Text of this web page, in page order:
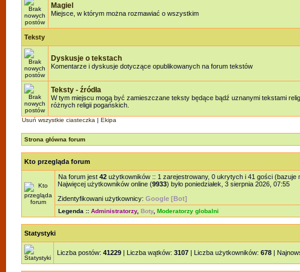
Magiel
Miejsce, w którym można rozmawiać o wszystkim
Teksty
Dyskusje o tekstach
Komentarze i dyskusje dotyczące opublikowanych na forum tekstów
Teksty - źródła
W tym miejscu mogą być zamieszczane teksty będące bądź uznanymi tekstami
różnych religii pogańskich.
Usuń wszystkie ciasteczka | Ekipa
Strona główna forum
Kto przegląda forum
Na forum jest 42 użytkowników :: 1 zarejestrowany, 0 ukrytych i 41 gości
Najwięcej użytkowników online (9933) było poniedziałek, 3 sierpnia 2026, 07:55
Zidentyfikowani użytkownicy: Google [Bot]
Legenda :: Administratorzy, Boty, Moderatorzy globalni
Statystyki
Liczba postów: 41229 | Liczba wątków: 3107 | Liczba użytkowników: 678 |